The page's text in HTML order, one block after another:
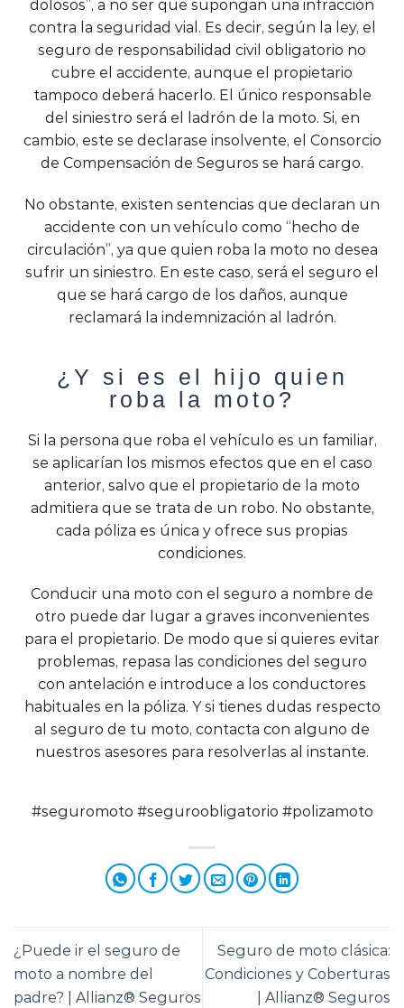
dolosos”, a no ser que supongan una infracción
contra la seguridad vial. Es decir, según la ley, el
seguro de responsabilidad civil obligatorio no
cubre el accidente, aunque el propietario
tampoco deberá hacerlo. El único responsable
del siniestro será el ladrón de la moto. Si, en
cambio, este se declarase insolvente, el Consorcio
de Compensación de Seguros se hará cargo.
No obstante, existen sentencias que declaran un
accidente con un vehículo como “hecho de
circulación”, ya que quien roba la moto no desea
sufrir un siniestro. En este caso, será el seguro el
que se hará cargo de los daños, aunque
reclamará la indemnización al ladrón.
¿Y si es el hijo quien
roba la moto?
Si la persona que roba el vehículo es un familiar,
se aplicarían los mismos efectos que en el caso
anterior, salvo que el propietario de la moto
admitiera que se trata de un robo. No obstante,
cada póliza es única y ofrece sus propias
condiciones.
Conducir una moto con el seguro a nombre de
otro puede dar lugar a graves inconvenientes
para el propietario. De modo que si quieres evitar
problemas, repasa las condiciones del seguro
con antelación e introduce a los conductores
habituales en la póliza. Y si tienes dudas respecto
al seguro de tu moto, contacta con alguno de
nuestros asesores para resolverlas al instante.
#seguromoto #seguroobligatorio #polizamoto
¿Puede ir el seguro de
moto a nombre del
padre? | Allianz® Seguros
Seguro de moto clásica:
Condiciones y Coberturas
| Allianz® Seguros